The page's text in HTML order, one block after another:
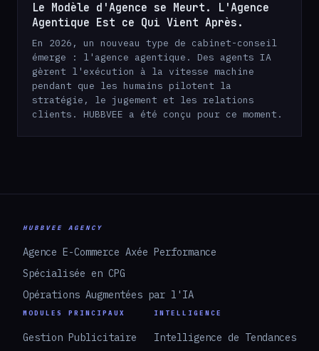
Le Modèle d'Agence se Meurt. L'Agence
Agentique Est ce Qui Vient Après.
En 2026, un nouveau type de cabinet-conseil
émerge : l'agence agentique. Des agents IA
gèrent l'exécution à la vitesse machine
pendant que les humains pilotent la
stratégie, le jugement et les relations
clients. HUBBVEE a été conçu pour ce moment.
HUBBVEE AGENCY
Agence E-Commerce Axée Performance
Spécialisée en CPG
Opérations Augmentées par l'IA
MODULES PRINCIPAUX
Gestion Publicitaire
INTELLIGENCE
Intelligence de Tendances